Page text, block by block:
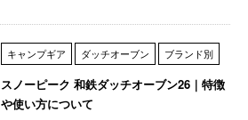
キャンプギア ダッチオーブン ブランド別
スノーピーク 和鉄ダッチオーブン26｜特徴
や使い方について